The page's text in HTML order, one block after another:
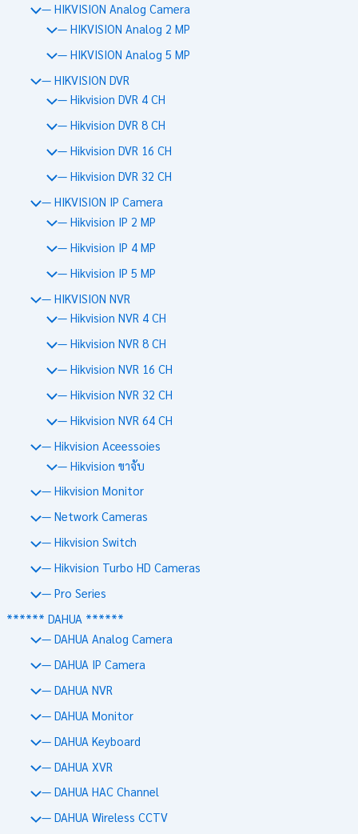
— HIKVISION Analog Camera
— HIKVISION Analog 2 MP
— HIKVISION Analog 5 MP
— HIKVISION DVR
— Hikvision DVR 4 CH
— Hikvision DVR 8 CH
— Hikvision DVR 16 CH
— Hikvision DVR 32 CH
— HIKVISION IP Camera
— Hikvision IP 2 MP
— Hikvision IP 4 MP
— Hikvision IP 5 MP
— HIKVISION NVR
— Hikvision NVR 4 CH
— Hikvision NVR 8 CH
— Hikvision NVR 16 CH
— Hikvision NVR 32 CH
— Hikvision NVR 64 CH
— Hikvision Aceessoies
— Hikvision ขาจับ
— Hikvision Monitor
— Network Cameras
— Hikvision Switch
— Hikvision Turbo HD Cameras
— Pro Series
****** DAHUA ******
— DAHUA Analog Camera
— DAHUA IP Camera
— DAHUA NVR
— DAHUA Monitor
— DAHUA Keyboard
— DAHUA XVR
— DAHUA HAC Channel
— DAHUA Wireless CCTV